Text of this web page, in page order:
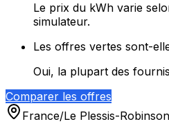
Le prix du kWh varie
simulateur.
Les offres vertes sont-
Oui, la plupart des
Comparer les offres
France/Le Plessis-Robinson